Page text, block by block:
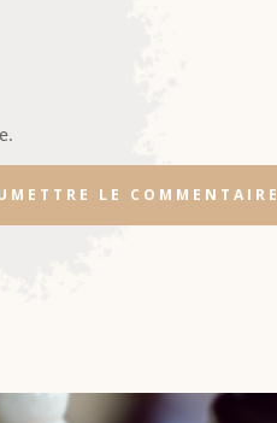
LE COMMENTAIRE